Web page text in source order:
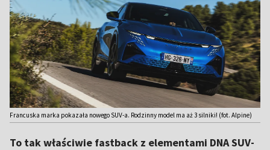
Francuska marka pokazała nowego SUV-a. Rodzinny model ma aż 3 silniki! (fot. Alpine)
To tak właściwie fastback z elementami DNA SUV-